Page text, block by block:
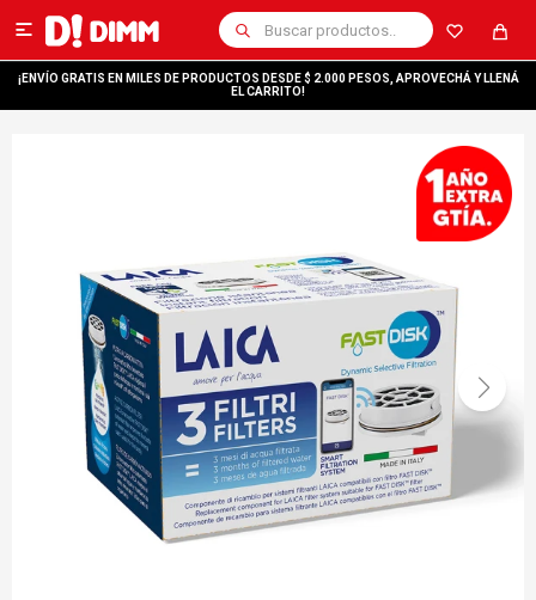

¡ENVÍO GRATIS EN MILES DE PRODUCTOS DESDE $ 2.000 PESOS, APROVECHÁ Y LLENÁ
EL CARRITO!